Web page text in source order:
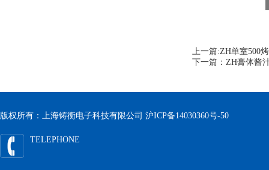
上一篇:ZH单室500
下一篇： ZH膏体酱
版权所有：上海铸衡电子科技有限公司 沪ICP备14030360号-50
TELEPHONE